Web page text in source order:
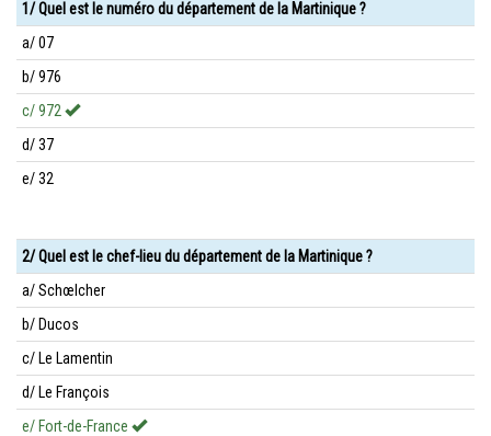
1/ Quel est le numéro du département de la Martinique ?
a/ 07
b/ 976
c/ 972
d/ 37
e/ 32
2/ Quel est le chef-lieu du département de la Martinique ?
a/ Schœlcher
b/ Ducos
c/ Le Lamentin
d/ Le François
e/ Fort-de-France